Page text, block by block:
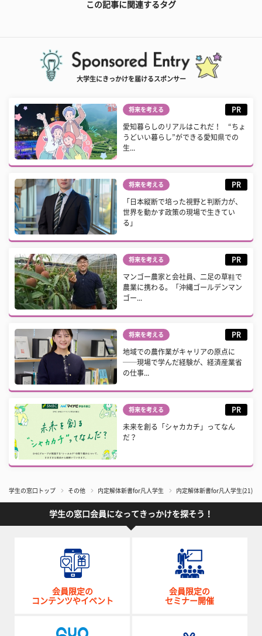
この記事に関連するタグ
大学生にきっかけを届けるスポンサー
将来を考える PR
愛知暮らしのリアルはこれだ！ “ちょ
うどいい暮らし”ができる愛知県での
生...
将来を考える PR
「日本縦断で培った視野と判断力が、
世界を動かす政策の現場で生きてい
る」
将来を考える PR
マンゴー農家と会社員、二足の草鞋で
農業に携わる。「沖縄ゴールデンマン
ゴー...
将来を考える PR
地域での農作業がキャリアの原点に
──現場で学んだ経験が、経済産業省
の仕事...
将来を考える PR
未来を創る「シャカカチ」ってなん
だ？
学生の窓口トップ その他 内定解体新書for凡人学生 内定解体新書for凡人学生(21)ど
学生の窓口会員になってきっかけを探そう！
会員限定の
コンテンツやイベント
会員限定の
セミナー開催